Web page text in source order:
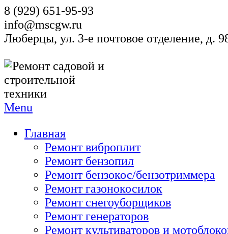
8 (929) 651-95-93
info@mscgw.ru
Люберцы, ул. 3-е почтовое отделение, д.
Menu
Главная
Ремонт виброплит
Ремонт бензопил
Ремонт бензокос/бензотриммера
Ремонт газонокосилок
Ремонт снегоуборщиков
Ремонт генераторов
Ремонт культиваторов и